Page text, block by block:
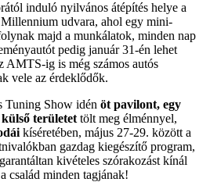
induló nyilvános átépítés helye a
udvara, ahol egy mini-
majd a munkálatok, minden nap
pedig január 31-én lehet
AMTS-ig is még számos autós
vele az érdeklődők.
Tuning Show idén öt pavilont, egy
területet tölt meg élménnyel,
kíséretében, május 27-29. között a
gazdag kiegészítő program,
kivételes szórakozást kínál
család minden tagjának!